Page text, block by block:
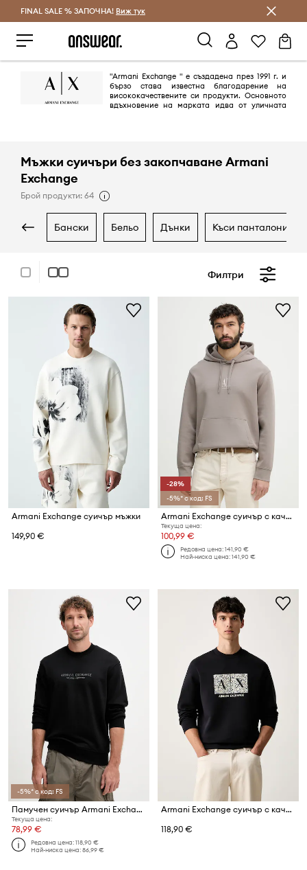
Спестявай с Answear Club
FINAL SALE % ЗАПОЧНА! Виж тук
"Armani Exchange " е създадена през 1991 г. и
бързо става известна благодарение на
висококачествените си продукти. Основното
вдъхновение на марката идва от уличната
Мъжки суичъри без закопчаване Armani
Exchange
Брой продукти: 64
бански бельо дънки къси панталони
Филтри
Armani Exchange суичър мъжки
149,90 €
-28%
-5%* с код: FS
Armani Exchange суичър с качулка мъжки с памук
Текуща цена:
100,99 €
Редовна цена:141,90 €
Най-ниска цена:141,90 €
-5%* с код: FS
Памучен суичър Armani Exchange
Текуща цена:
78,99 €
Редовна цена:118,90 €
Най-ниска цена:86,99 €
Armani Exchange суичър с качулка мъжки с памук
118,90 €